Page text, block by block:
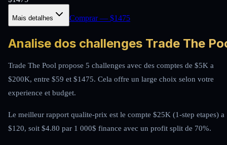
Mais detalhes Comprar— $1475
Analise dos challenges Trade The
Trade The Pool propose 5 challenges avec des comptes de $5K a
$200K, entre $59 et $1475. Cela offre un large choix selon votre
experience et budget.
Le meilleur rapport qualite-prix est le compte $25K (1-step etapes) a
$120, soit $4.80 par 1 000$ finance avec un profit split de 70%.